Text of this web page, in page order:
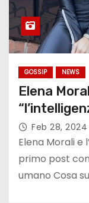
GOSSIP NEWS
Elena
Feb 28, 2024
Elena Morali e
primo post
umano Cosa